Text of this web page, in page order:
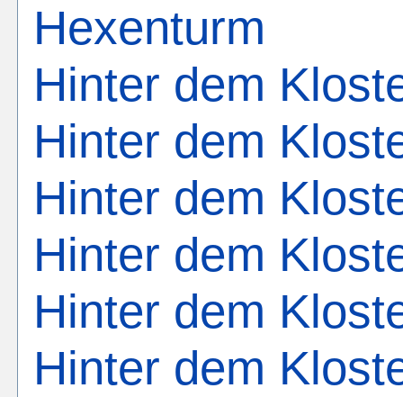
Hexenturm
Hinter dem
Hinter dem
Hinter dem
Hinter dem
Hinter dem
Hinter dem